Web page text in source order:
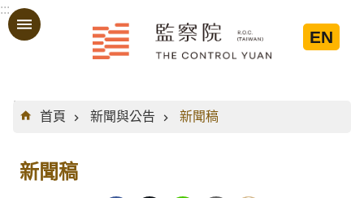
跳到主要內容區塊
:::
EN
:::
首頁
新聞與公告 新聞稿
新聞稿